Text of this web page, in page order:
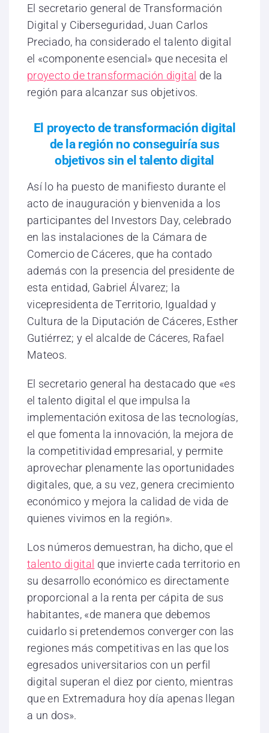
El secretario general de Transformación
Digital y Ciberseguridad, Juan Carlos
Preciado, ha considerado el talento digital
el «componente esencial» que necesita el
proyecto de transformación digital de la
región para alcanzar sus objetivos.
El proyecto de transformación digital
de la región no conseguiría sus
objetivos sin el talento digital
Así lo ha puesto de manifiesto durante el
acto de inauguración y bienvenida a los
participantes del Investors Day, celebrado
en las instalaciones de la Cámara de
Comercio de Cáceres, que ha contado
además con la presencia del presidente de
esta entidad, Gabriel Álvarez; la
vicepresidenta de Territorio, Igualdad y
Cultura de la Diputación de Cáceres, Esther
Gutiérrez; y el alcalde de Cáceres, Rafael
Mateos.
El secretario general ha destacado que «es
el talento digital el que impulsa la
implementación exitosa de las tecnologías,
el que fomenta la innovación, la mejora de
la competitividad empresarial, y permite
aprovechar plenamente las oportunidades
digitales, que, a su vez, genera crecimiento
económico y mejora la calidad de vida de
quienes vivimos en la región».
Los números demuestran, ha dicho, que el
talento digital que invierte cada territorio en
su desarrollo económico es directamente
proporcional a la renta per cápita de sus
habitantes, «de manera que debemos
cuidarlo si pretendemos converger con las
regiones más competitivas en las que los
egresados universitarios con un perfil
digital superan el diez por ciento, mientras
que en Extremadura hoy día apenas llegan
a un dos».